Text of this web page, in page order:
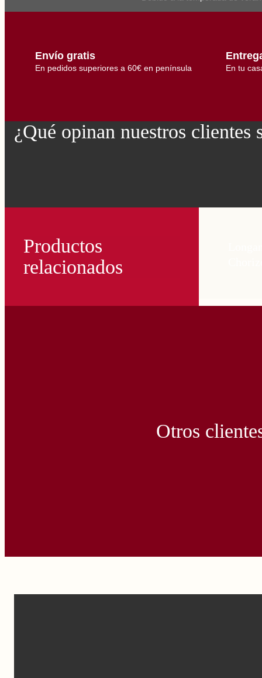
l
b
é
r
n
Envío gratis
En pedidos superiores a 60€ en península En tu
¿Qué opinan nuestros clientes
Productos
relacionados
Otros